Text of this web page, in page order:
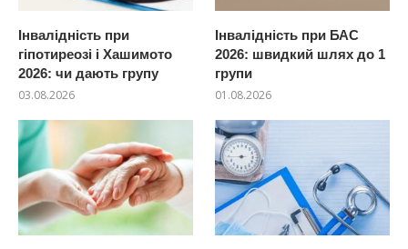
Інвалідність при
гіпотиреозі і Хашимото
2026: чи дають групу
03.08.2026
Інвалідність при БАС
2026: швидкий шлях до 1
групи
01.08.2026